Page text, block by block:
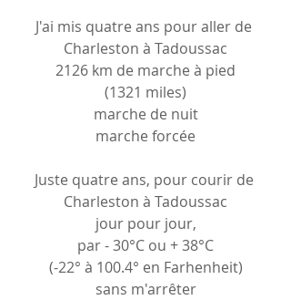
J'ai mis quatre ans pour aller de
Charleston à Tadoussac
2126 km de marche à pied
(1321 miles)
marche de nuit
marche forcée
Juste quatre ans, pour courir de
Charleston à Tadoussac
jour pour jour,
par - 30°C ou + 38°C
(-22° à 100.4° en Farhenheit)
sans m'arrêter